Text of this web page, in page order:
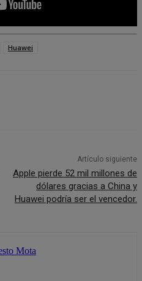
Huawei
Artículo siguiente
Apple pierde 52 mil millones de
dólares gracias a China y
Huawei podría ser el vencedor.